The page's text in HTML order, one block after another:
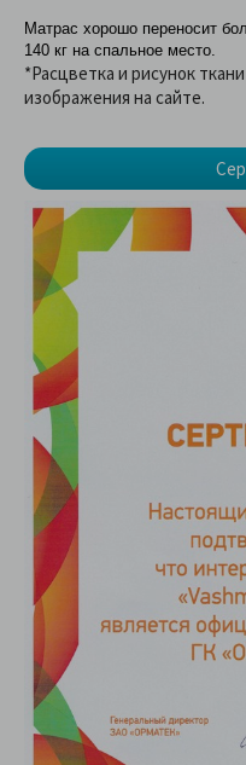
Матрас хорошо переносит
140 кг на спальное место.
*Расцветка и рисунок
изображения на сайте.